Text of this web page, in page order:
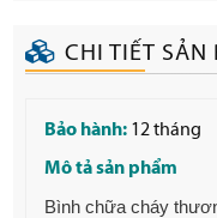
CHI TIẾT SẢN
Bảo hành: 12 tháng
Mô tả sản phẩm
Bình chữa cháy